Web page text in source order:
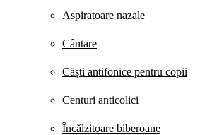
Aspiratoare nazale
Cântare
Căști antifonice pentru copii
Centuri anticolici
Încălzitoare biberoane